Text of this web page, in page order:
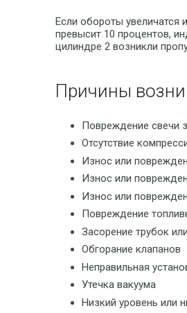
Если обороты увеличатся
превысит 10 процентов,
цилиндре 2 возникли
Причины
Повреждение свечи
Отсутствие
Износ или
Износ или
Износ или
Повреждение
Засорение трубок
Обгорание клапанов
Неправильная
Утечка вакуума
Низкий уровень или